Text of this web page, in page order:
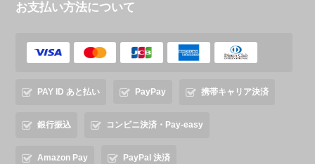
お支払い方法について
PAY ID あと払い PayPay 携帯キャリア決済
銀行振込 コンビニ決済・Pay-easy
Amazon Pay PayPal 決済